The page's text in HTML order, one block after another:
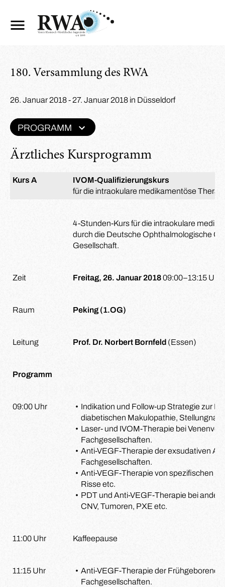
180. Versammlung des RWA
Ärztliches Kursprogramm
Kurs A
IVOM-Qualifizierungskurs
für die intraokulare medikamentöse
4-Stunden-Kurs für die intraokulare
durch die Deutsche Ophthalmologische
Gesellschaft.
Zeit Freitag, 26. Januar 201809:00–13:15 Uhr
Raum Peking (1.OG)
Leitung Prof. Dr. Norbert Bornfeld (Essen)
Programm
09:00 Uhr
Indikation und Follow-up Strategie zur
diabetischen Makulopathie,
Laser- und IVOM-Therapie bei
Fachgesellschaften.
Anti-VEGF-Therapie der exsudativen
Fachgesellschaften.
Anti-VEGF-Therapie von spezifischen
Risse etc.
PDT und Anti-VEGF-Therapie bei
CNV, Tumoren, PXE etc.
11:00 Uhr Kaffeepause
11:15 Uhr
Anti-VEGF-Therapie der
Fachgesellschaften.
26. Januar 2018 - 27. Januar 2018 in Düsseldorf
PROGRAMM